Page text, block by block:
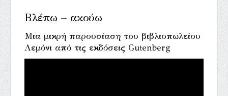
Βλέπω – ακούω
Μια μικρή παρουσίαση του βιβλιοπωλείου
Λεμόνι από τις εκδόσεις Gutenberg